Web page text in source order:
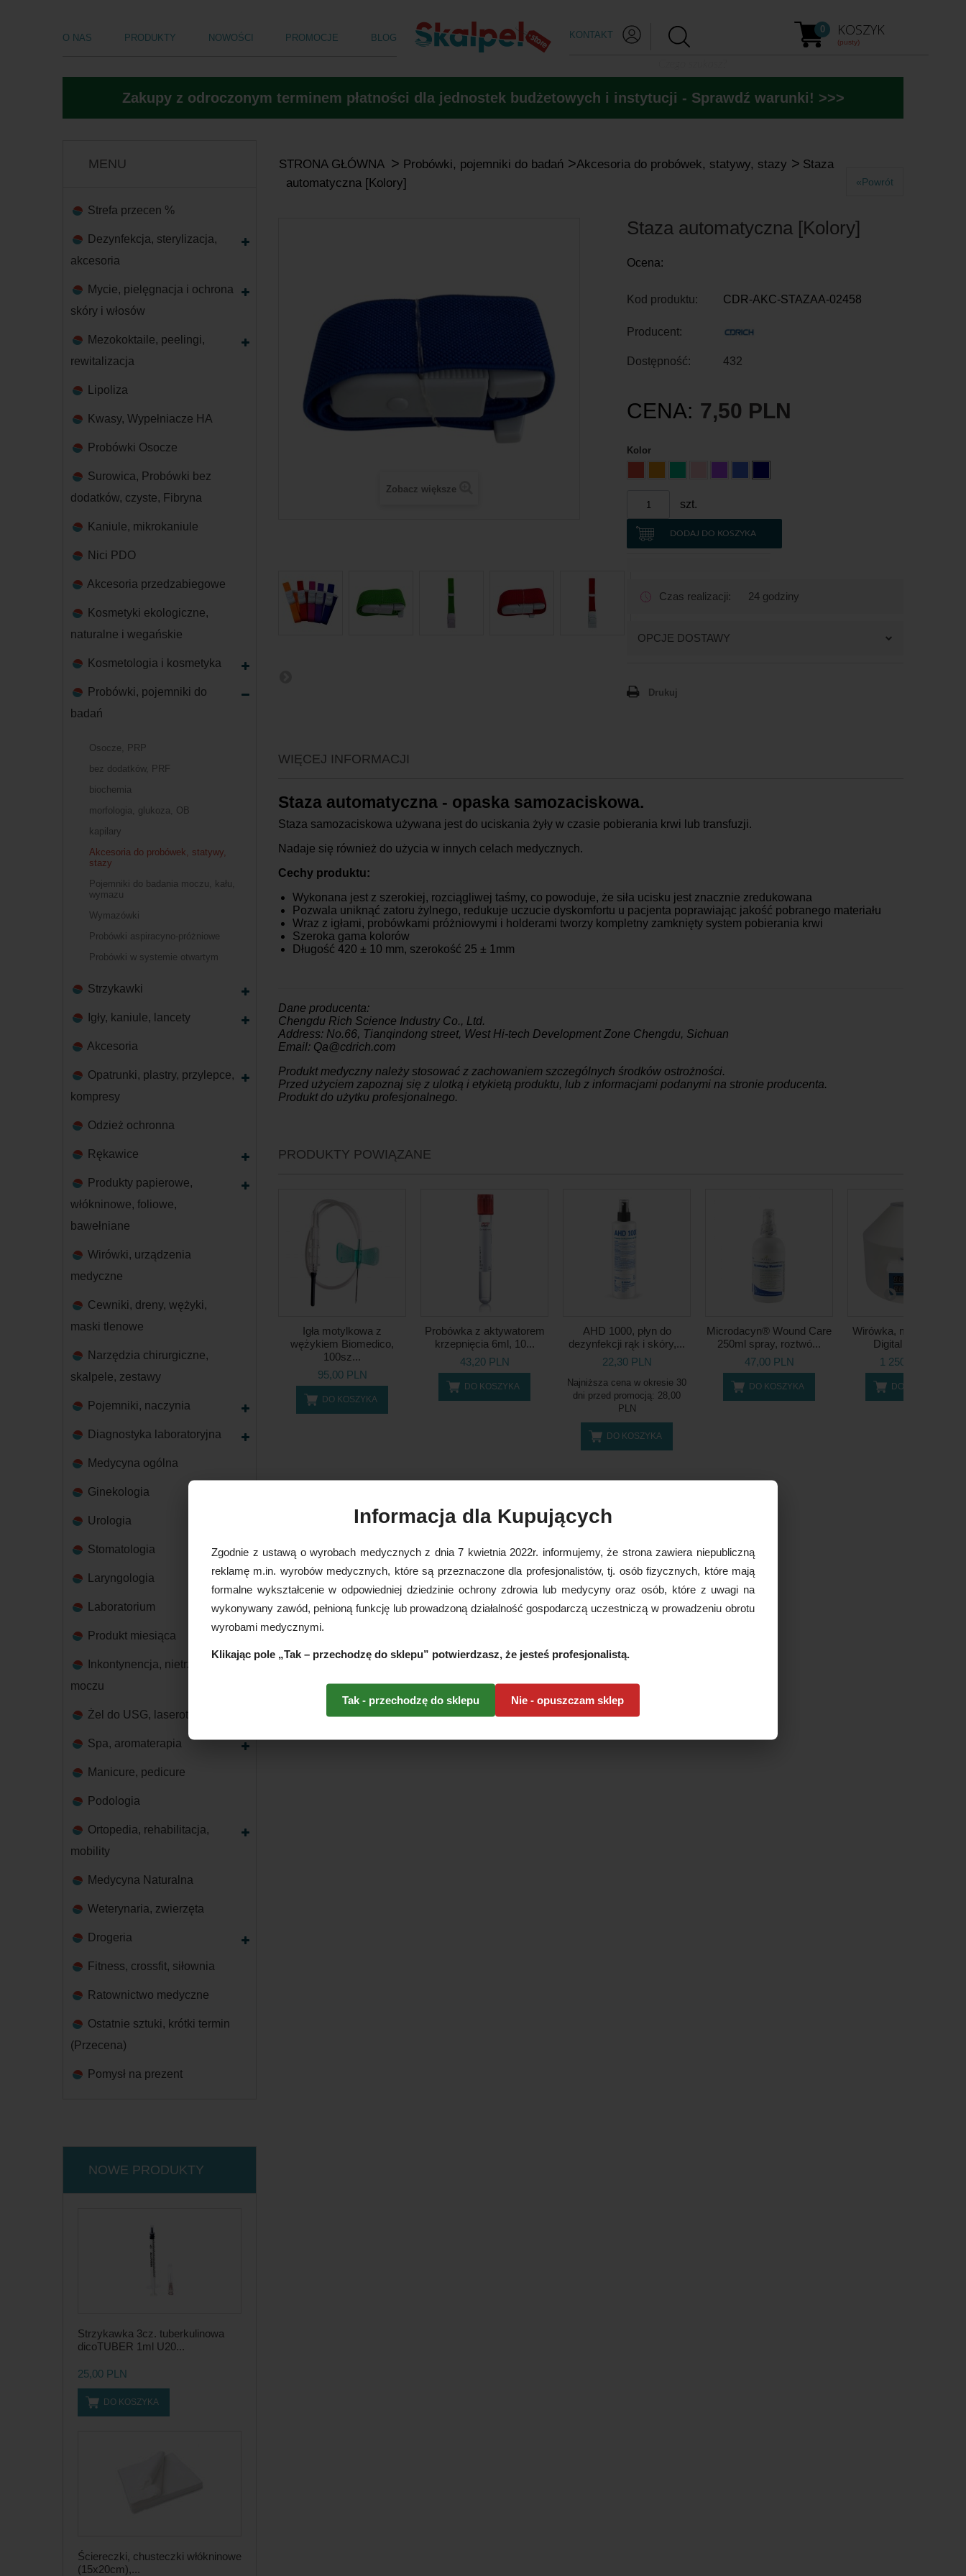
O NAS PRODUKTY NOWOŚCI PROMOCJE BLOG KONTAKT KOSZYK
0
(pusty)
Zakupy z odroczonym terminem płatności dla jednostek budżetowych i instytucji - Sprawdź warunki! >>>
MENU
Strefa przecen %
Dezynfekcja, sterylizacja,
akcesoria
Mycie, pielęgnacja i ochrona
skóry i włosów
Mezokoktaile, peelingi,
rewitalizacja
Lipoliza
Kwasy, Wypełniacze HA
Probówki Osocze
Surowica, Probówki bez
dodatków, czyste, Fibryna
Kaniule, mikrokaniule
Nici PDO
Akcesoria przedzabiegowe
Kosmetyki ekologiczne,
naturalne i wegańskie
Kosmetologia i kosmetyka
Probówki, pojemniki do
badań
Osocze, PRP
bez dodatków, PRF
biochemia
morfologia, glukoza, OB
kapilary
Akcesoria do probówek, statywy,
stazy
Pojemniki do badania moczu, kału,
wymazu
Wymazówki
Probówki aspiracyno-próżniowe
Probówki w systemie otwartym
Strzykawki
Igły, kaniule, lancety
Akcesoria
Opatrunki, plastry, przylepce,
kompresy
Odzież ochronna
Rękawice
Produkty papierowe,
włókninowe, foliowe,
bawełniane
Wirówki, urządzenia
medyczne
Cewniki, dreny, wężyki,
maski tlenowe
Narzędzia chirurgiczne,
skalpele, zestawy
Pojemniki, naczynia
Diagnostyka laboratoryjna
Medycyna ogólna
Ginekologia
Urologia
Stomatologia
Laryngologia
Laboratorium
Produkt miesiąca
Inkontynencja, nietrzymanie
moczu
Żel do USG, laseroterapii
Spa, aromaterapia
Manicure, pedicure
Podologia
Ortopedia, rehabilitacja,
mobility
Medycyna Naturalna
Weterynaria, zwierzęta
Drogeria
Fitness, crossfit, siłownia
Ratownictwo medyczne
Ostatnie sztuki, krótki termin
(Przecena)
Pomysł na prezent
NOWE PRODUKTY
Strzykawka 3cz. tuberkulinowa
dicoTUBER 1ml U20...
25,00 PLN
DO KOSZYKA
Ściereczki, chusteczki włókninowe
(15x20cm),...
STRONA GŁÓWNA > Probówki, pojemniki do badań >Akcesoria do probówek, statywy, stazy > Staza
automatyczna [Kolory]
«Powrót
Zobacz większe
Staza automatyczna [Kolory]
Ocena:
Kod produktu: CDR-AKC-STAZAA-02458
Producent:
Dostępność: 432
CENA: 7,50 PLN
Kolor
szt.
DODAJ DO KOSZYKA
Czas realizacji: 24 godziny
OPCJE DOSTAWY
Kurier DPD
Kurier DPD pobraniowy
Drukuj
WIĘCEJ INFORMACJI
Staza automatyczna - opaska samozaciskowa.
Staza samozaciskowa używana jest do uciskania żyły w czasie pobierania krwi lub transfuzji.
Nadaje się również do użycia w innych celach medycznych.
Cechy produktu:
Wykonana jest z szerokiej, rozciągliwej taśmy, co powoduje, że siła ucisku jest znacznie zredukowana
Pozwala uniknąć zatoru żylnego, redukuje uczucie dyskomfortu u pacjenta poprawiając jakość pobranego materiału
Wraz z igłami, probówkami próżniowymi i holderami tworzy kompletny zamknięty system pobierania krwi
Szeroka gama kolorów
Długość 420 ± 10 mm, szerokość 25 ± 1mm
Dane producenta:
Chengdu Rich Science Industry Co., Ltd.
Address: No.66, Tianqindong street, West Hi-tech Development Zone Chengdu, Sichuan
Email: Qa@cdrich.com
Produkt medyczny należy stosować z zachowaniem szczególnych środków ostrożności.
Przed użyciem zapoznaj się z ulotką i etykietą produktu, lub z informacjami podanymi na stronie producenta.
Produkt do użytku profesjonalnego.
PRODUKTY POWIĄZANE
Igła motylkowa z
wężykiem Biomedico,
100sz...
95,00 PLN
DO KOSZYKA
Probówka z aktywatorem
krzepnięcia 6ml, 10...
43,20 PLN
DO KOSZYKA
AHD 1000, płyn do
dezynfekcji rąk i skóry,...
22,30 PLN
Najniższa cena w okresie 30
dni przed promocją: 28,00
PLN
DO KOSZYKA
Microdacyn® Wound Care
250ml spray, roztwó...
47,00 PLN
DO KOSZYKA
Wirówka, model: LC-
Digital (cyfrowa)
1 250,00 PLN
DO KOSZYKA
Informacja dla Kupujących
Zgodnie z ustawą o wyrobach medycznych z dnia 7 kwietnia 2022r. informujemy, że strona zawiera niepubliczną
reklamę m.in. wyrobów medycznych, które są przeznaczone dla profesjonalistów, tj. osób fizycznych, które mają
formalne wykształcenie w odpowiedniej dziedzinie ochrony zdrowia lub medycyny oraz osób, które z uwagi na
wykonywany zawód, pełnioną funkcję lub prowadzoną działalność gospodarczą uczestniczą w prowadzeniu obrotu
wyrobami medycznymi.
Klikając pole „Tak – przechodzę do sklepu” potwierdzasz, że jesteś profesjonalistą.
Tak - przechodzę do sklepu Nie - opuszczam sklep